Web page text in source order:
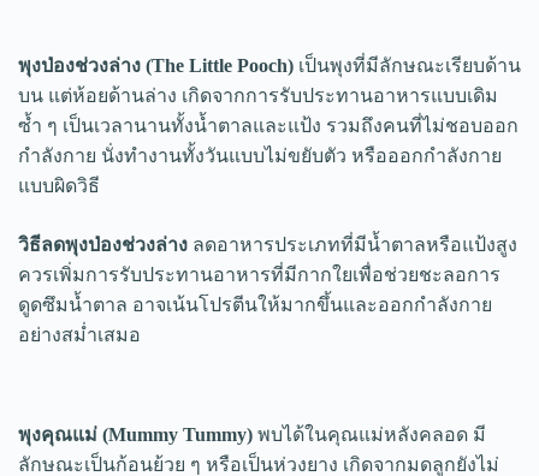
พุงป่องช่วงล่าง (The Little Pooch) เป็นพุงที่มีลักษณะเรียบด้าน
บน แต่ห้อยด้านล่าง เกิดจากการรับประทานอาหารแบบเดิม
ซ้ำ ๆ เป็นเวลานานทั้งน้ำตาลและแป้ง รวมถึงคนที่ไม่ชอบออก
กำลังกาย นั่งทำงานทั้งวันแบบไม่ขยับตัว หรือออกกำลังกาย
แบบผิดวิธี
วิธีลดพุงป่องช่วงล่าง ลดอาหารประเภทที่มีน้ำตาลหรือแป้งสูง
ควรเพิ่มการรับประทานอาหารที่มีกากใยเพื่อช่วยชะลอการ
ดูดซึมน้ำตาล อาจเน้นโปรตีนให้มากขึ้นและออกกำลังกาย
อย่างสม่ำเสมอ
พุงคุณแม่ (Mummy Tummy) พบได้ในคุณแม่หลังคลอด มี
ลักษณะเป็นก้อนย้วย ๆ หรือเป็นห่วงยาง เกิดจากมดลูกยังไม่